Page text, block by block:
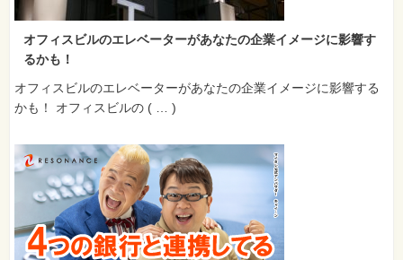
オフィスビルのエレベーターがあなたの企業イメージに影響す
るかも！
オフィスビルのエレベーターがあなたの企業イメージに影響する
かも！ オフィスビルの ( … )